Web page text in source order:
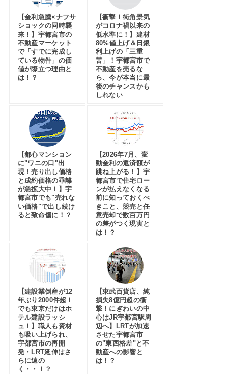
【金利急騰×ナフサ
ショックの同時襲
来！】宇都宮市の
不動産マーケット
で「すでに完成し
ている物件」の価
値が際立つ理由と
は！？
【衝撃！街角景気
がコロナ禍以来の
低水準に！】建材
80%値上げ＆日銀
利上げの「三重
苦」！宇都宮市で
不動産を売るな
ら、今が本当に最
後のチャンスかも
しれない
【都心マンション
に"ワニの口"出
現！売り出し価格
と成約価格の乖離
が急拡大中！】宇
都宮市でも"売れな
い価格"で出し続け
ると致命傷に！？
【2026年7月、変
動金利の返済額が
跳ね上がる！】宇
都宮市で住宅ロー
ンが払えなくなる
前に知っておくべ
きこと、競売と任
意売却で数百万円
の差がつく現実と
は！？
【建設業倒産が12
年ぶり2000件超！
でも東京だけはホ
テル建設ラッシ
ュ！】職人も資材
も吸い上げられ、
宇都宮市の再開
発・LRT延伸はさ
らに遠の
く・・！？
【東武百貨店、純
損失8億円超の衝
撃！にぎわいの中
心はJR宇都宮駅周
辺へ】LRTが加速
させた宇都宮市
の"東西格差"と不
動産への影響と
は！？